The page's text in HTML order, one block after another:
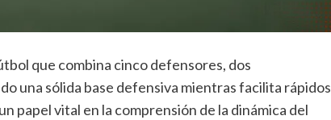
que combina cinco defensores, dos
una sólida base defensiva mientras facilita rápidos
papel vital en la comprensión de la dinámica del